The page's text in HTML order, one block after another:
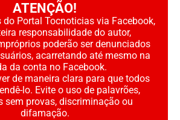
ATENÇÃO!
do Portal Tocnoticias via Facebook,
responsabilidade do autor,
poderão ser denunciados
acarretando até mesmo na
da conta no Facebook.
de maneira clara para que todos
lo. Evite o uso de palavrões,
sem provas, discriminação ou
difamação.